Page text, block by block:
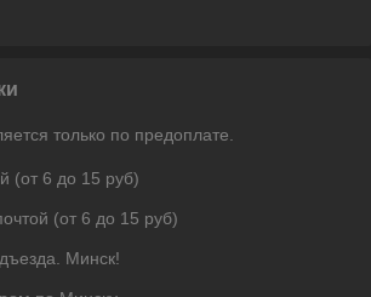
только по предоплате.
(от 6 до 15 руб)
(от 6 до 15 руб)
Минск!